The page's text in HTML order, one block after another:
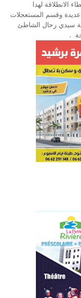
الانطلاقة لهدا
وقسم المستعجلات
سيدي رحال الشاطئ
.